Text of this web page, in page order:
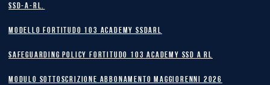
SSD-A-RL.
MODELLO FORTITUDO 103 ACADEMY SSDARL
safeguarding policy Fortitudo 103 Academy SSD A RL
MODULO SOTTOSCRIZIONE ABBONAMENTO MAGGIORENNI 2026